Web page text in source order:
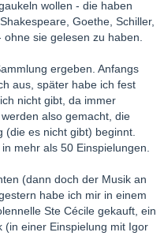
wollen - die haben
Goethe, Schiller,
sie gelesen zu haben.
ergeben. Anfangs
aus, später habe ich fest
nicht gibt, da immer
also gemacht, die
(die es nicht gibt) beginnt.
mehr als 50 Einspielungen.
(dann doch der Musik an
habe ich mir in einem
Ste Cécile gekauft, ein
(in einer Einspielung mit Igor